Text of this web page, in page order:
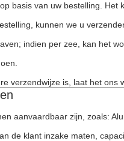
basis van uw bestelling. Het
kunnen we u
indien per zee, kan het
verzendwijze is, laat het ons
aanvaardbaar zijn, zoals:
de klant inzake maten,